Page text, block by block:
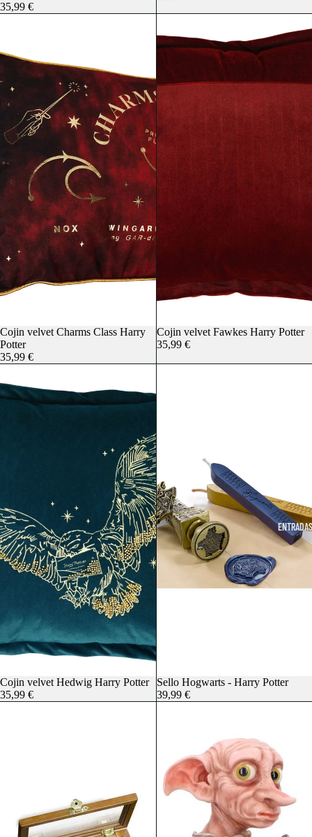
35,99 €
Cojin velvet Charms Class Harry
Potter
35,99 €
Cojin velvet Fawkes Harry Potter
35,99 €
Cojin velvet Hedwig Harry Potter
35,99 €
Sello Hogwarts - Harry Potter
39,99 €